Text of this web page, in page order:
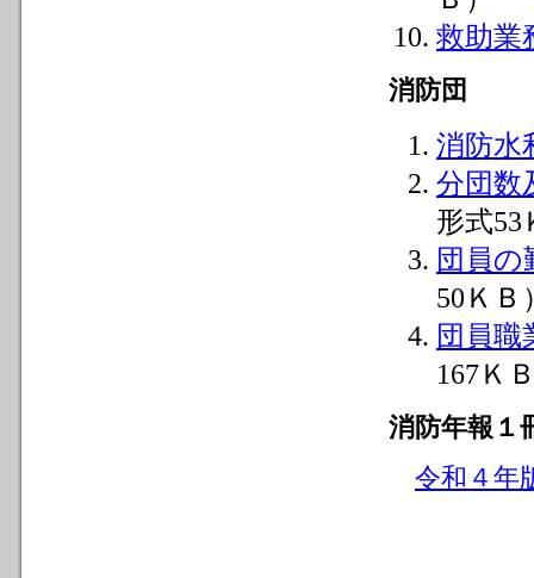
救助業
消防団
消防水
分団数
形式53
団員の
50ＫＢ
団員職
167Ｋ
消防年報１
令和４